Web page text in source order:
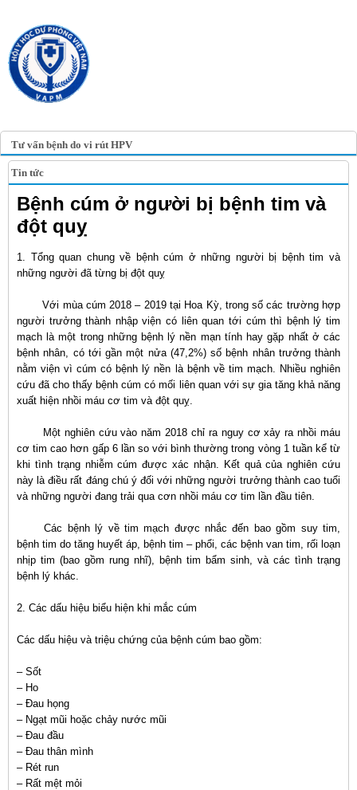
Tư vấn bệnh do vi rút HPV
Tin tức
Bệnh cúm ở người bị bệnh tim và
đột quỵ
1. Tổng quan chung về bệnh cúm ở những người bị bệnh tim và
những người đã từng bị đột quỵ
Với mùa cúm 2018 – 2019 tại Hoa Kỳ, trong số các trường hợp
người trưởng thành nhập viện có liên quan tới cúm thì bệnh lý tim
mạch là một trong những bệnh lý nền mạn tính hay gặp nhất ở các
bệnh nhân, có tới gần một nửa (47,2%) số bệnh nhân trưởng thành
nằm viện vì cúm có bệnh lý nền là bệnh về tim mạch. Nhiều nghiên
cứu đã cho thấy bệnh cúm có mối liên quan với sự gia tăng khả năng
xuất hiện nhồi máu cơ tim và đột quỵ.
Một nghiên cứu vào năm 2018 chỉ ra nguy cơ xảy ra nhồi máu
cơ tim cao hơn gấp 6 lần so với bình thường trong vòng 1 tuần kể từ
khi tình trạng nhiễm cúm được xác nhận. Kết quả của nghiên cứu
này là điều rất đáng chú ý đối với những người trưởng thành cao tuổi
và những người đang trải qua cơn nhồi máu cơ tim lần đầu tiên.
Các bệnh lý về tim mạch được nhắc đến bao gồm suy tim,
bệnh tim do tăng huyết áp, bệnh tim – phổi, các bệnh van tim, rối loạn
nhịp tim (bao gồm rung nhĩ), bệnh tim bẩm sinh, và các tình trạng
bệnh lý khác.
2. Các dấu hiệu biểu hiện khi mắc cúm
Các dấu hiệu và triệu chứng của bệnh cúm bao gồm:
– Sốt
– Ho
– Đau họng
– Ngạt mũi hoặc chảy nước mũi
– Đau đầu
– Đau thân mình
– Rét run
– Rất mệt mỏi